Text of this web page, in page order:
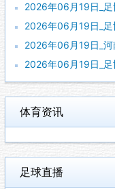
2026年06月19日_足协杯 天
2026年06月19日_足协杯
2026年06月19日_河南队
2026年06月19日_足协杯
体育资讯
足球直播